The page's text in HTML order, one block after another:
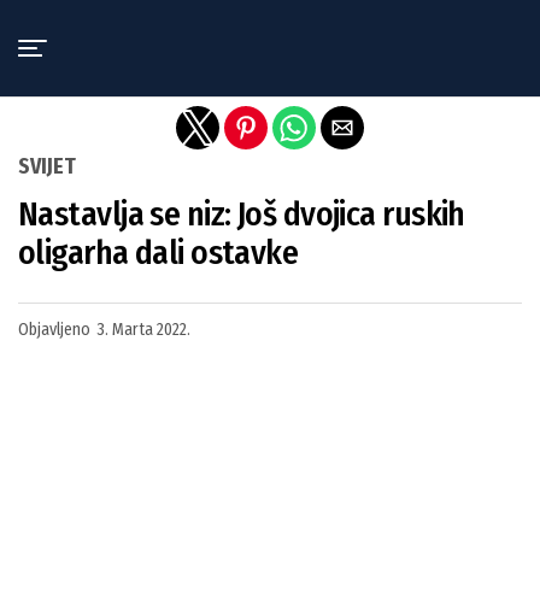
SVIJET
Nastavlja se niz: Još dvojica ruskih
oligarha dali ostavke
Objavljeno 3. Marta 2022.